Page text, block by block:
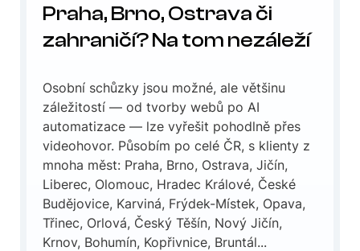
Praha, Brno, Ostrava či
zahraničí? Na tom nezáleží
Osobní schůzky jsou možné, ale většinu
záležitostí — od tvorby webů po AI
automatizace — lze vyřešit pohodlně přes
videohovor. Působím po celé ČR, s klienty z
mnoha měst: Praha, Brno, Ostrava, Jičín,
Liberec, Olomouc, Hradec Králové, České
Budějovice, Karviná, Frýdek-Místek, Opava,
Třinec, Orlová, Český Těšín, Nový Jičín,
Krnov, Bohumín, Kopřivnice, Bruntál...